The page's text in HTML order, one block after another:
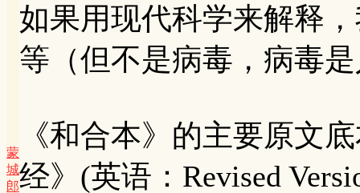
蒙
城
郎
如果用现代科学来解释
等（但不是病毒，病毒
《和合本》的主要原文
经》(英语：Revised